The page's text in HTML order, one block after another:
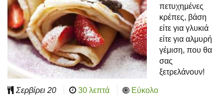
πετυχημένες
κρέπες, βάση
είτε για γλυκιά
είτε για αλμυρή
γέμιση, που θα
σας
ξετρελάνουν!
Σερβίρει 20 30 λεπτά Εύκολο